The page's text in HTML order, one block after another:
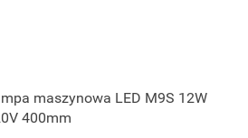
maszynowa LED M9S 12W
400mm